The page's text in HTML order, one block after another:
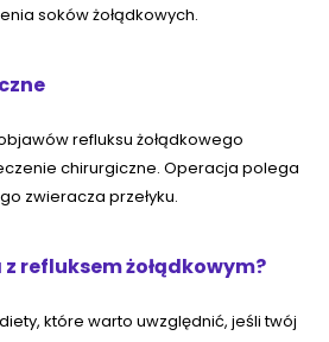
soków żołądkowych.
refluksu żołądkowego
chirurgiczne. Operacja polega
zwieracza przełyku.
refluksem żołądkowym?
które warto uwzględnić, jeśli twój